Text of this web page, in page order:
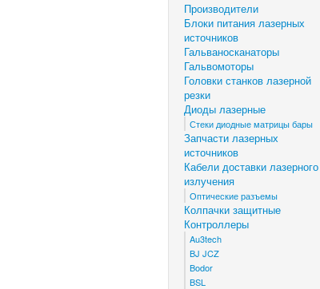
Производители
Блоки питания лазерных
источников
Гальваносканаторы
Гальвомоторы
Головки станков лазерной
резки
Диоды лазерные
Стеки диодные матрицы бары
Запчасти лазерных
источников
Кабели доставки лазерного
излучения
Оптические разъемы
Колпачки защитные
Контроллеры
Au3tech
BJ JCZ
Bodor
BSL